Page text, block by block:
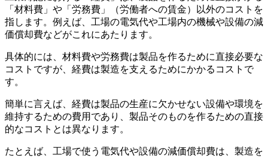
「材料費」や「労務費」（労働者への賃金）以外のコストを
指します。例えば、工場の電気代や工場内の機械や設備の減
価償却費などがこれにあたります。
具体的には、材料費や労務費は製品を作るために直接必要な
コストですが、経費は製造を支えるためにかかるコストで
す。
簡単に言えば、経費は製品の生産に欠かせない設備や環境を
維持するための費用であり、製品そのものを作るための直接
的なコストとは異なります。
たとえば、工場で使う電気代や設備の減価償却費は、製造を